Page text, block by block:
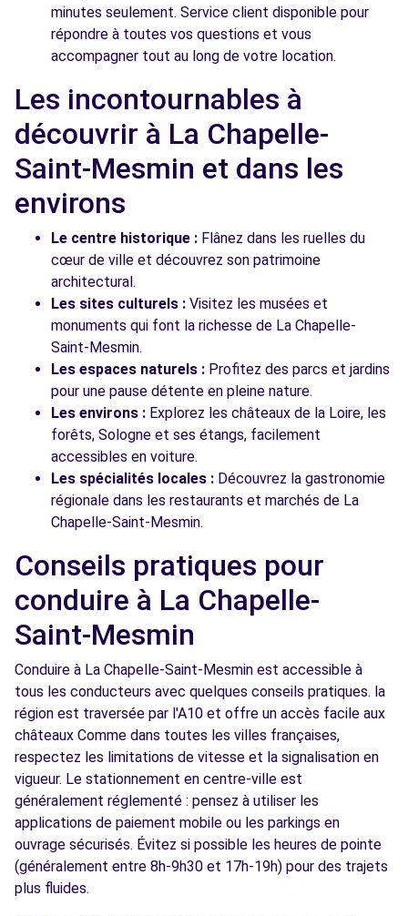
minutes seulement. Service client disponible pour
répondre à toutes vos questions et vous
accompagner tout au long de votre location.
Les incontournables à
découvrir à La Chapelle-
Saint-Mesmin et dans les
environs
Le centre historique : Flânez dans les ruelles du
cœur de ville et découvrez son patrimoine
architectural.
Les sites culturels : Visitez les musées et
monuments qui font la richesse de La Chapelle-
Saint-Mesmin.
Les espaces naturels : Profitez des parcs et jardins
pour une pause détente en pleine nature.
Les environs : Explorez les châteaux de la Loire, les
forêts, Sologne et ses étangs, facilement
accessibles en voiture.
Les spécialités locales : Découvrez la gastronomie
régionale dans les restaurants et marchés de La
Chapelle-Saint-Mesmin.
Conseils pratiques pour
conduire à La Chapelle-
Saint-Mesmin
Conduire à La Chapelle-Saint-Mesmin est accessible à
tous les conducteurs avec quelques conseils pratiques. la
région est traversée par l'A10 et offre un accès facile aux
châteaux Comme dans toutes les villes françaises,
respectez les limitations de vitesse et la signalisation en
vigueur. Le stationnement en centre-ville est
généralement réglementé : pensez à utiliser les
applications de paiement mobile ou les parkings en
ouvrage sécurisés. Évitez si possible les heures de pointe
(généralement entre 8h-9h30 et 17h-19h) pour des trajets
plus fluides.